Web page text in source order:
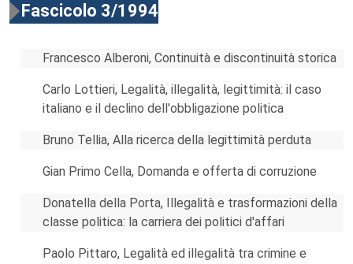
Fascicolo 3/1994
Francesco Alberoni, Continuità e discontinuità storica
Carlo Lottieri, Legalità, illegalità, legittimità: il caso
italiano e il declino dell'obbligazione politica
Bruno Tellia, Alla ricerca della legittimità perduta
Gian Primo Cella, Domanda e offerta di corruzione
Donatella della Porta, Illegalità e trasformazioni della
classe politica: la carriera dei politici d'affari
Paolo Pittaro, Legalità ed illegalità tra crimine e